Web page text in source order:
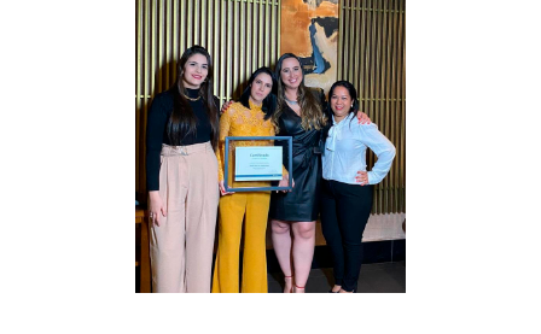
TODOS OS CAMPOS SÃO OBRIGATÓRIOS.